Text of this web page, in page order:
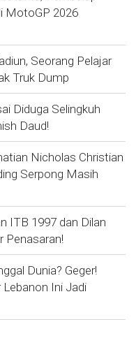
MotoGP 2026
Seorang Pelajar
Truk Dump
Diduga Selingkuh
Daud!
Nicholas Christian
Serpong Masih
ITB 1997 dan Dilan
Penasaran!
Dunia? Geger!
Ini Jadi